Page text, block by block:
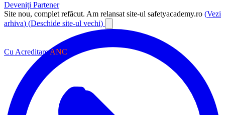
Deveniți Partener
Site nou, complet refăcut. Am relansat site-ul safetyacademy.ro (Vezi
arhiva) (Deschide site-ul vechi)
Cu AcreditareANC